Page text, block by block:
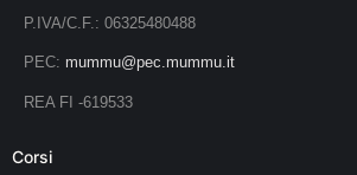
P.IVA/C.F.: 06325480488
PEC: mummu@pec.mummu.it
REA FI -619533
Corsi